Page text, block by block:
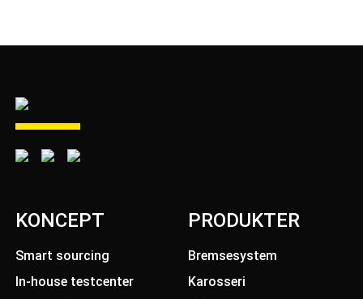
KONCEPT
Smart sourcing
In-house testcenter
PRODUKTER
Bremsesystem
Karosseri